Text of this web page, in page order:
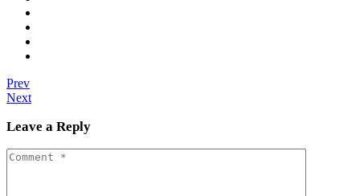
Prev
Next
Leave a Reply